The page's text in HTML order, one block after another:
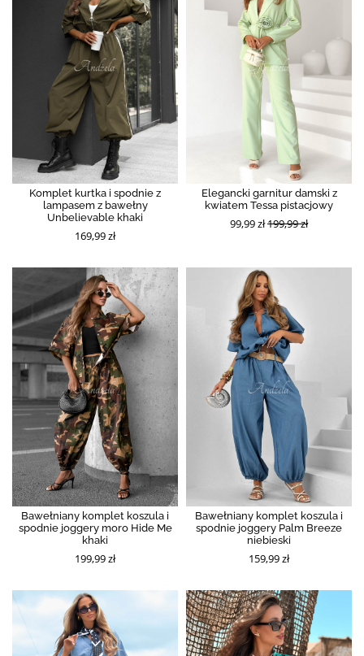
Komplet kurtka i spodnie z
lampasem z bawełny
Unbelievable khaki
169,99 zł
Elegancki garnitur damski z
kwiatem Tessa pistacjowy
99,99 zł199,99 zł
Bawełniany komplet koszula i
spodnie joggery moro Hide Me
khaki
199,99 zł
Bawełniany komplet koszula i
spodnie joggery Palm Breeze
niebieski
159,99 zł